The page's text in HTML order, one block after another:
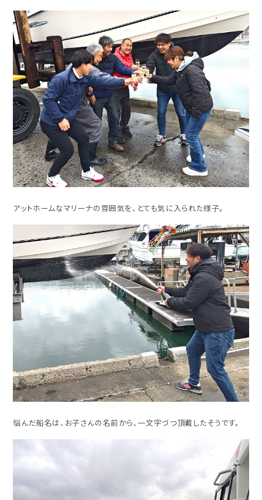
アットホームなマリーナの雰囲気を、とても気に入られた様子。
悩んだ船名は、お子さんの名前から、一文字づつ頂戴したそうです。